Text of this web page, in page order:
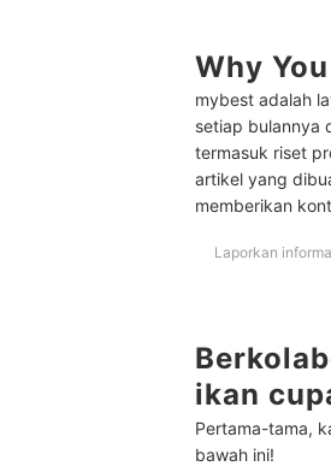
Pertanyaan
Apa penyebab
Bagaimana cara
Mengapa ikan
Why
mybest adalah
setiap bulannya
termasuk riset
artikel yang
memberikan
Laporkan
ikan
Pertama-tama,
bawah ini!